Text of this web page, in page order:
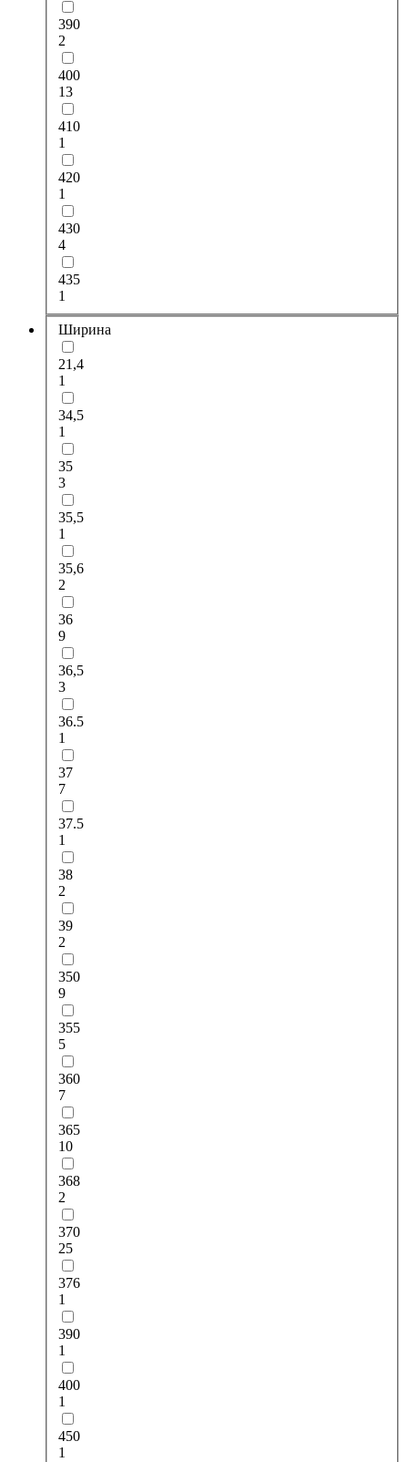
390
2
400
13
410
1
420
1
430
4
435
1
Ширина
21,4
1
34,5
1
35
3
35,5
1
35,6
2
36
9
36,5
3
36.5
1
37
7
37.5
1
38
2
39
2
350
9
355
5
360
7
365
10
368
2
370
25
376
1
390
1
400
1
450
1